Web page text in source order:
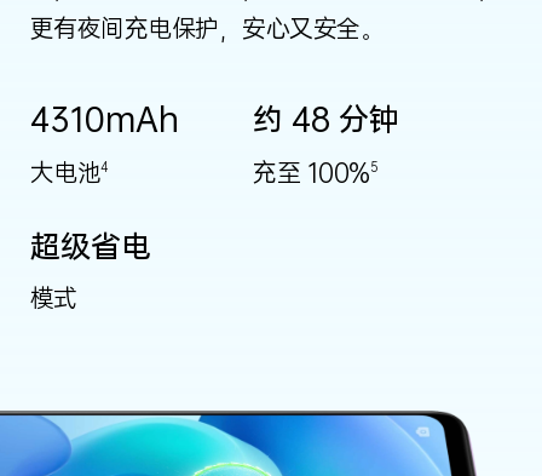
更有夜间充电保护，安心又安全。
4310mAh
大电池4
约 48 分钟
充至 100% 5
超级省电
模式